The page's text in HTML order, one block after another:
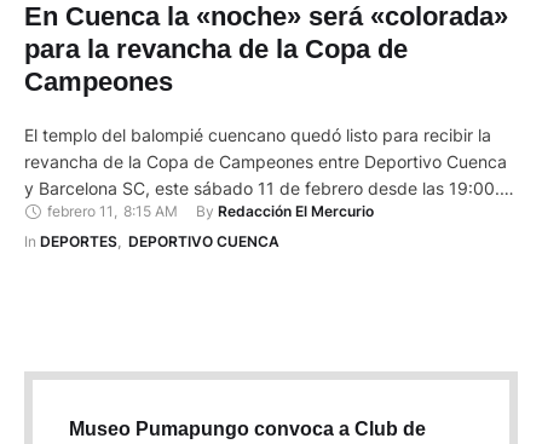
En Cuenca la «noche» será «colorada»
para la revancha de la Copa de
Campeones
El templo del balompié cuencano quedó listo para recibir la
revancha de la Copa de Campeones entre Deportivo Cuenca
y Barcelona SC, este sábado 11 de febrero desde las 19:00.
Los morlacos tendrán que revertir el 1-0 que se registró hace
una semana en el Monumental. El ánimo de los leones es
febrero 11 8:15 AM By Redacción El Mercurio
In DEPORTES, DEPORTIVO CUENCA
Museo Pumapungo convoca a Club de